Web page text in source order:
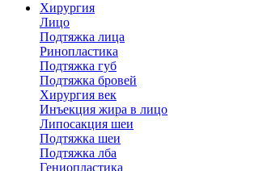
Хирургия
Лицо
Подтяжка лица
Ринопластика
Подтяжка губ
Подтяжка бровей
Хирургия век
Инъекция жира в лицо
Липосакция шеи
Подтяжка шеи
Подтяжка лба
Гениопластика